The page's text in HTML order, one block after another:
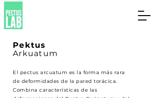
Pektus
Arkuatum
El pectus arcuatum es la forma más rara
de deformidades de la pared torácica.
Combina características de las